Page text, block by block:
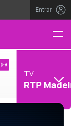
Entrar
TV
RTP